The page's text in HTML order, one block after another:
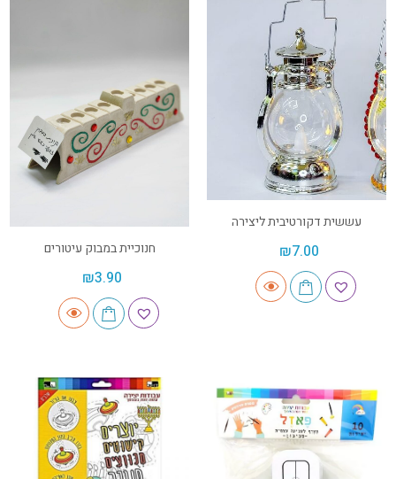
עששית דקורטיבית ליצירה
₪7.00 חנוכיית במבוק עיטורים
₪3.90